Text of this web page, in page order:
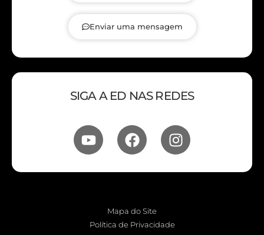
Enviar uma mensagem
SIGA A ED NAS REDES
Mapa do Site
Política de Privacidade